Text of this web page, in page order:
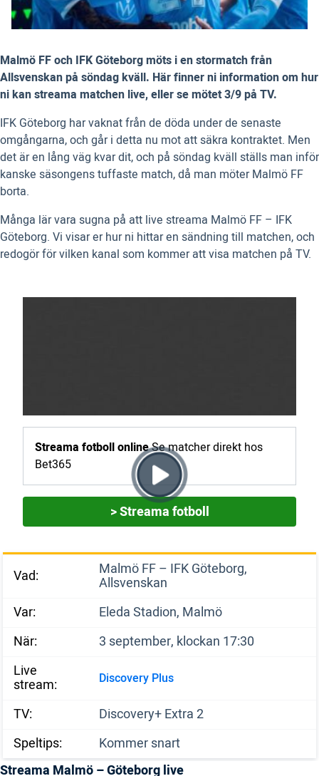
Malmö FF och IFK Göteborg möts i en stormatch från
Allsvenskan på söndag kväll. Här finner ni information om hur
ni kan streama matchen live, eller se mötet 3/9 på TV.
IFK Göteborg har vaknat från de döda under de senaste
omgångarna, och går i detta nu mot att säkra kontraktet. Men
det är en lång väg kvar dit, och på söndag kväll ställs man inför
kanske säsongens tuffaste match, då man möter Malmö FF
borta.
Många lär vara sugna på att live streama Malmö FF – IFK
Göteborg. Vi visar er hur ni hittar en sändning till matchen, och
redogör för vilken kanal som kommer att visa matchen på TV.
Streama fotboll onlineSe matcher direkt hos
Bet365
> Streama fotboll
Vad: Malmö FF – IFK Göteborg,
Allsvenskan
Var:
Eleda Stadion, Malmö
När:
3 september, klockan 17:30
Live
stream: Discovery Plus
TV:
Discovery+ Extra 2
Speltips:
Kommer snart
Streama Malmö – Göteborg live